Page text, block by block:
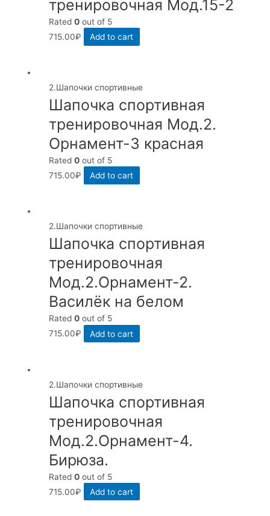
тренировочная Мод.15-2
Rated0 out of 5
715.00₽ Add to cart
2.Шапочки спортивные
Шапочка спортивная
тренировочная Мод.2.
Орнамент-3 красная
Rated0 out of 5
715.00₽ Add to cart
2.Шапочки спортивные
Шапочка спортивная
тренировочная
Мод.2.Орнамент-2.
Василёк на белом
Rated0 out of 5
715.00₽ Add to cart
2.Шапочки спортивные
Шапочка спортивная
тренировочная
Мод.2.Орнамент-4.
Бирюза.
Rated0 out of 5
715.00₽ Add to cart